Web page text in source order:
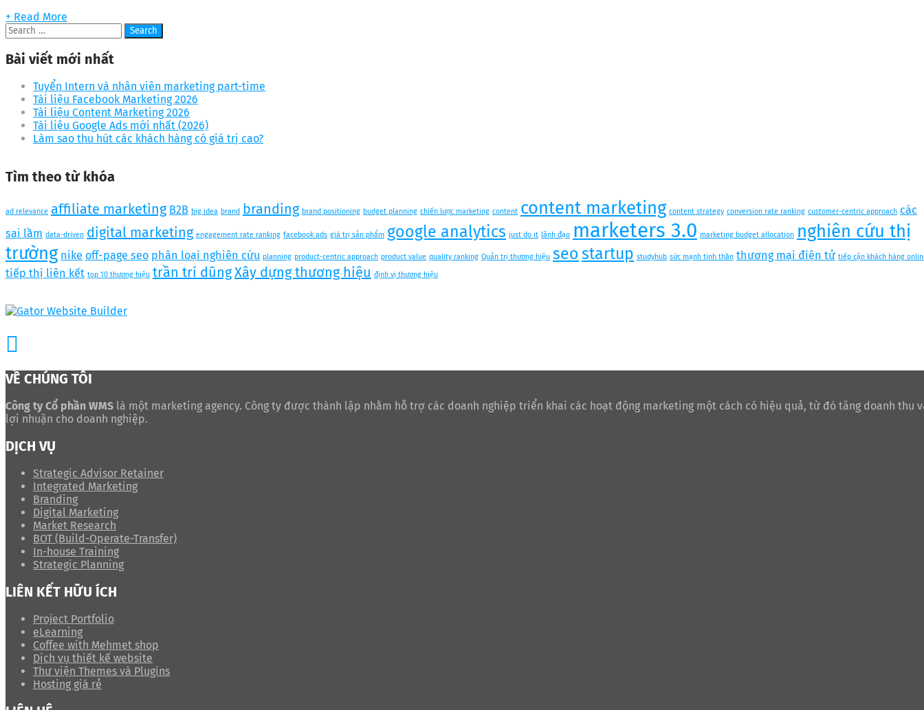
+ Read More
Bài viết mới nhất
Tuyển Intern và nhân viên marketing part-time
Tài liệu Facebook Marketing 2026
Tài liệu Content Marketing 2026
Tài liệu Google Ads mới nhất (2026)
Làm sao thu hút các khách hàng có giá trị cao?
Tìm theo từ khóa
ad relevance affiliate marketing B2B big idea brand branding brand positioning budget planning chiến lược marketing content content marketing content strategy conversion rate ranking customer-centric approach các
sai lầm data-driven digital marketing engagement rate ranking facebook ads giá trị sản phẩm google analytics just do it lãnh đạo marketers 3.0 marketing budget allocation nghiên cứu thị
trường nike off-page seo phân loại nghiên cứu planning product-centric approach product value quality ranking Quản trị thương hiệu seostartup studyhub sức mạnh tinh thần thương mại điện tử tiếp cận khách hàng
tiếp thị liên kết top 10 thương hiệu trần trí dũngXây dựng thương hiệu định vị thương hiệu
VỀ CHÚNG TÔI
Công ty Cổ phần WMS là một marketing agency. Công ty được thành lập nhằm hỗ trợ các doanh nghiệp triển khai các hoạt động marketing một cách có hiệu quả, từ đó tăng doanh thu
lợi nhuận cho doanh nghiệp.
DỊCH VỤ
Strategic Advisor Retainer
Integrated Marketing
Branding
Digital Marketing
Market Research
BOT (Build-Operate-Transfer)
In-house Training
Strategic Planning
LIÊN KẾT HỮU ÍCH
Project Portfolio
eLearning
Coffee with Mehmet shop
Dịch vụ thiết kế website
Thư viện Themes và Plugins
Hosting giá rẻ